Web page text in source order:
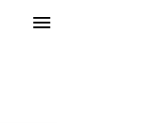
menu